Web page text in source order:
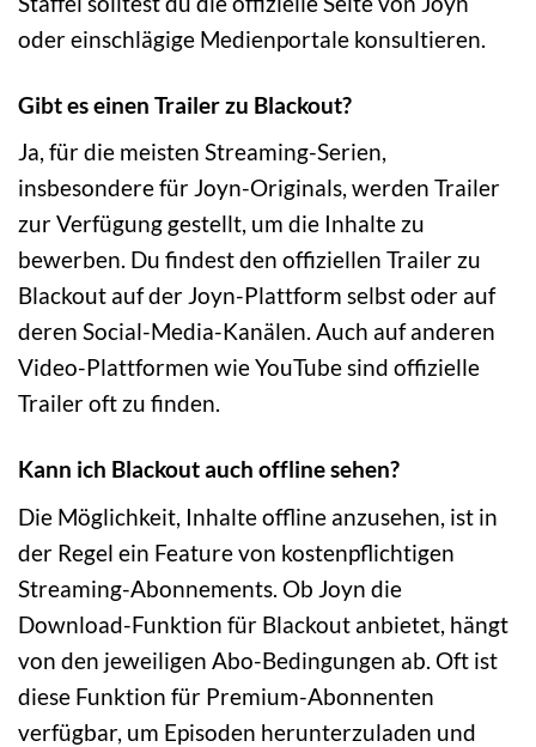
oder einschlägige Medienportale konsultieren.
Gibt es einen Trailer zu Blackout?
Ja, für die meisten Streaming-Serien,
insbesondere für Joyn-Originals, werden Trailer
zur Verfügung gestellt, um die Inhalte zu
bewerben. Du findest den offiziellen Trailer zu
Blackout auf der Joyn-Plattform selbst oder auf
deren Social-Media-Kanälen. Auch auf anderen
Video-Plattformen wie YouTube sind offizielle
Trailer oft zu finden.
Kann ich Blackout auch offline sehen?
Die Möglichkeit, Inhalte offline anzusehen, ist in
der Regel ein Feature von kostenpflichtigen
Streaming-Abonnements. Ob Joyn die
Download-Funktion für Blackout anbietet, hängt
von den jeweiligen Abo-Bedingungen ab. Oft ist
diese Funktion für Premium-Abonnenten
verfügbar, um Episoden herunterzuladen und